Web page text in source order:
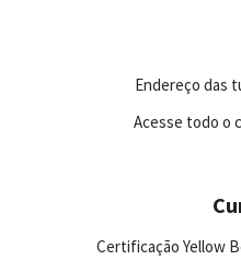
Endereço das
Acesse todo o
Certificação Yellow